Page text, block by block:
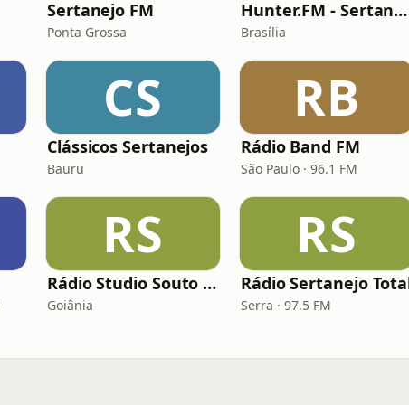
Sertanejo FM
Ponta Grossa
Hunter.FM - Sertanejo
Brasília
CS
Clássicos Sertanejos
Bauru
RB
Rádio Band FM
São Paulo · 96.1 FM
RS
Rádio Studio Souto - Sertaneja
Goiânia
RS
Rádio Sertanejo
Serra · 97.5 FM